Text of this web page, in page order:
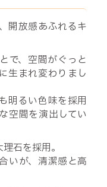
開放感あふれるキ
で、空間がぐっと
生まれ変わりまし
明るい色味を採用
空間を演出してい
石を採用。
いが、清潔感と高